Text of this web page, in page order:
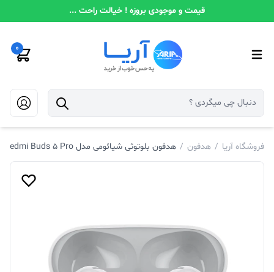
قیمت و موجودی بروزه ! خیالت راحت ...
0
فروشگاه آریا / هدفون / هدفون بلوتوثی شیائومی مدل Redmi Buds 5 Pro با نویز کنسلینگ فعال (ANC)